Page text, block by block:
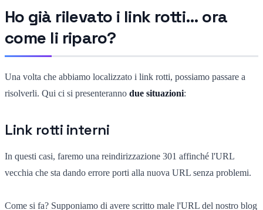
Ho già rilevato i link rotti… ora
come li riparo?
Una volta che abbiamo localizzato i link rotti, possiamo passare a
risolverli. Qui ci si presenteranno due situazioni:
Link rotti interni
In questi casi, faremo una reindirizzazione 301 affinché l'URL
vecchia che sta dando errore porti alla nuova URL senza problemi.
Come si fa? Supponiamo di avere scritto male l'URL del nostro blog